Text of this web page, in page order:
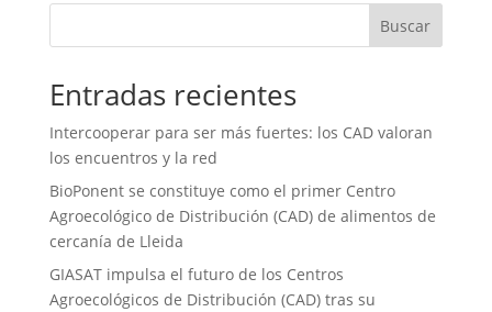
Buscar
Entradas recientes
Intercooperar para ser más fuertes: los CAD valoran
los encuentros y la red
BioPonent se constituye como el primer Centro
Agroecológico de Distribución (CAD) de alimentos de
cercanía de Lleida
GIASAT impulsa el futuro de los Centros
Agroecológicos de Distribución (CAD) tras su